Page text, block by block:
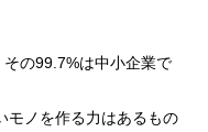
の99.7%は中小企業で
モノを作る力はあるもの